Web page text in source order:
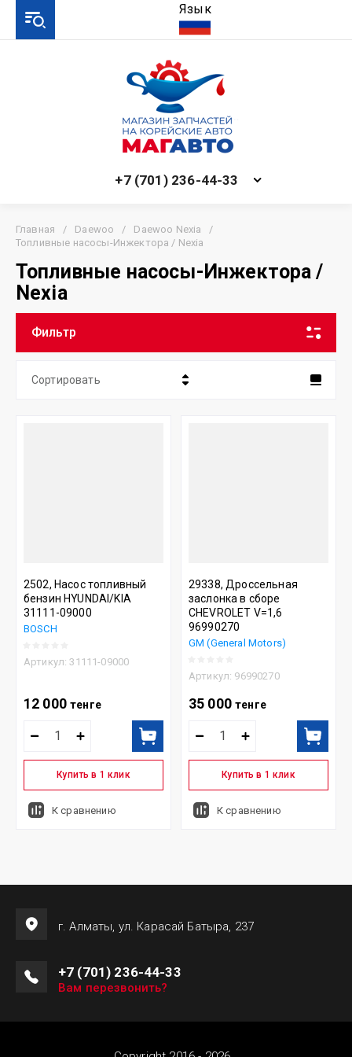
+7 (701) 236-44-33
Главная / Daewoo / Daewoo Nexia
/
Топливные насосы-Инжектора / Nexia
Топливные насосы-Инжектора /
Nexia
Фильтр
Сортировать
2502, Насос топливный
бензин HYUNDAI/KIA
31111-09000
BOSCH
Артикул: 31111-09000
12 000 тенге
Купить в 1 клик
К сравнению
29338, Дроссельная
заслонка в сборе
CHEVROLET V=1,6
96990270
GM (General Motors)
Артикул: 96990270
35 000 тенге
Купить в 1 клик
К сравнению
г. Алматы, ул. Карасай Батыра, 237
+7 (701) 236-44-33
Вам перезвонить?
Язык